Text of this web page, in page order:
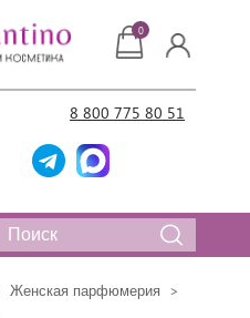
8 800 775 80 51
0
Женская парфюмерия